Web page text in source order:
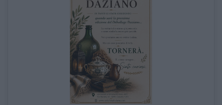
TAVOLI TAVOLINI CONSOLE
SEDIE POLTRONE DIVANI
CREDENZE – DOPPI CORPI – BUFFET